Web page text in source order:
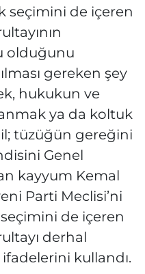
seçimini de içeren
olduğunu
gereken şey
hukukun ve
ya da koltuk
tüzüğün gereğini
Genel
kayyum Kemal
Parti Meclisi’ni
de içeren
derhal
kullandı.